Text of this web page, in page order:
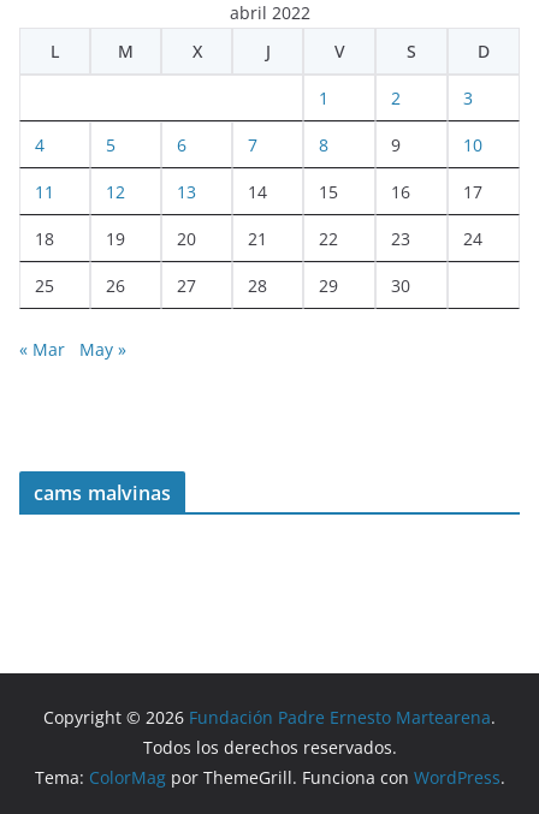
abril 2022
L
M X J V S D
1 2 3
4 5 6 7 8 9 10
11 12 13 14 15 16 17
18 19 20 21 22 23 24
25 26 27 28 29 30
« Mar May »
cams malvinas
Copyright © 2026 Fundación Padre Ernesto Martearena.
Todos los derechos reservados.
Tema: ColorMagpor ThemeGrill. Funciona con WordPress.